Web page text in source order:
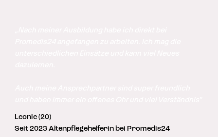
Leonie (20)
Seit 2023 Altenpflegehelferin bei Promedis24